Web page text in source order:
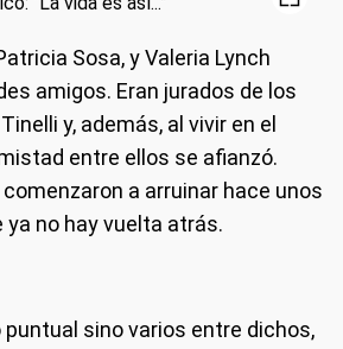
Sosa, y Valeria Lynch
amigos. Eran jurados de los
y, además, al vivir en el
entre ellos se afianzó.
a arruinar hace unos
ya no hay vuelta atrás.
puntual sino varios entre dichos,